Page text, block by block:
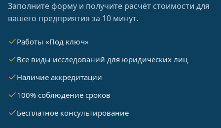
Заполните форму и получите расчёт стоимости для
вашего предприятия за 10 минут.
Работы «Под ключ»
Все виды исследований для юридических лиц
Наличие аккредитации
100% соблюдение сроков
Бесплатное консультирование